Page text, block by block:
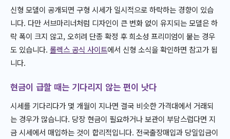
신형 모델이 공개되면 구형 시세가 일시적으로 하락하는 경향이 있습
니다. 다만 서브마리너처럼 디자인이 큰 변화 없이 유지되는 모델은 하
락 폭이 크지 않고, 오히려 단종 확정 후 희소성 프리미엄이 붙는 경우
도 있습니다. 롤렉스 공식 사이트에서 신형 소식을 확인하면 참고가 됩
니다.
현금이 급할 때는 기다리지 않는 편이 낫다
시세를 기다리다가 몇 개월이 지나면 결국 비슷한 가격대에서 거래되
는 경우가 많습니다. 당장 현금이 필요하거나 보관이 부담스럽다면 지
금 시세에서 매입하는 것이 합리적입니다. 전국출장매입과 당일입금이